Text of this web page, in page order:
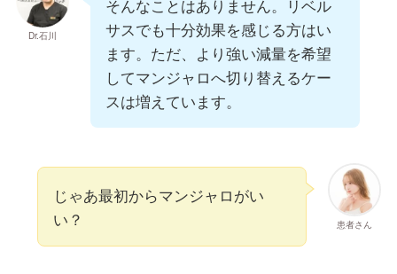
Dr.石川
そんなことはありません。リベル
サスでも十分効果を感じる方はい
ます。ただ、より強い減量を希望
してマンジャロへ切り替えるケー
スは増えています。
患者さん
じゃあ最初からマンジャロがい
い？